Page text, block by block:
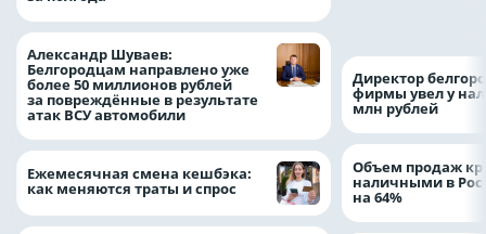
Александр Шуваев:
Белгородцам направлено уже
более 50 миллионов рублей
за повреждённые в результате
атак ВСУ автомобили
Ежемесячная смена кешбэка:
как меняются траты и спрос
Директор
фирмы увел у
млн рублей
Объем продаж
наличными в
на 64%